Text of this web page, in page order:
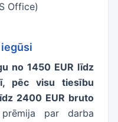
Office)
iegūsi
no 1450 EUR līdz
pēc visu tiesību
2400 EUR bruto
par darba